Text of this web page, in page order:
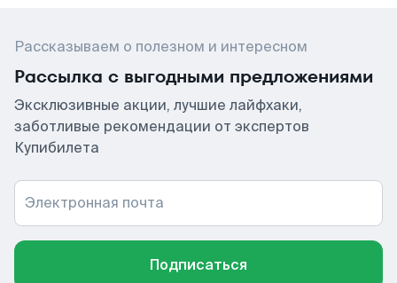
Рассказываем о полезном и интересном
Рассылка с выгодными предложениями
Эксклюзивные акции, лучшие лайфхаки,
заботливые рекомендации от экспертов
Купибилета
Электронная почта
Подписаться